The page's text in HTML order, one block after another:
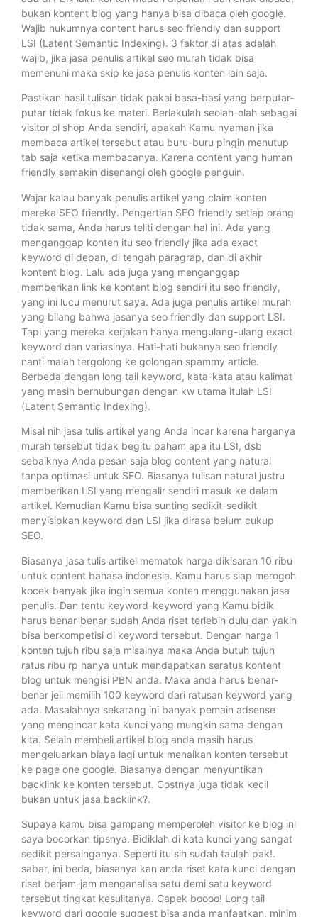
bukan kontent blog yang hanya bisa dibaca oleh google.
Wajib hukumnya content harus seo friendly dan support
LSI (Latent Semantic Indexing). 3 faktor di atas adalah
wajib, jika jasa penulis artikel seo murah tidak bisa
memenuhi maka skip ke jasa penulis konten lain saja.
Pastikan hasil tulisan tidak pakai basa-basi yang berputar-
putar tidak fokus ke materi. Berlakulah seolah-olah sebagai
visitor ol shop Anda sendiri, apakah Kamu nyaman jika
membaca artikel tersebut atau buru-buru pingin menutup
tab saja ketika membacanya. Karena content yang human
friendly semakin disenangi oleh google penguin.
Wajar kalau banyak penulis artikel yang claim konten
mereka SEO friendly. Pengertian SEO friendly setiap orang
tidak sama, Anda harus teliti dengan hal ini. Ada yang
menganggap konten itu seo friendly jika ada exact
keyword di depan, di tengah paragrap, dan di akhir
kontent blog. Lalu ada juga yang menganggap
memberikan link ke kontent blog sendiri itu seo friendly,
yang ini lucu menurut saya. Ada juga penulis artikel murah
yang bilang bahwa jasanya seo friendly dan support LSI.
Tapi yang mereka kerjakan hanya mengulang-ulang exact
keyword dan variasinya. Hati-hati bukanya seo friendly
nanti malah tergolong ke golongan spammy article.
Berbeda dengan long tail keyword, kata-kata atau kalimat
yang masih berhubungan dengan kw utama itulah LSI
(Latent Semantic Indexing).
Misal nih jasa tulis artikel yang Anda incar karena harganya
murah tersebut tidak begitu paham apa itu LSI, dsb
sebaiknya Anda pesan saja blog content yang natural
tanpa optimasi untuk SEO. Biasanya tulisan natural justru
memberikan LSI yang mengalir sendiri masuk ke dalam
artikel. Kemudian Kamu bisa sunting sedikit-sedikit
menyisipkan keyword dan LSI jika dirasa belum cukup
SEO.
Biasanya jasa tulis artikel mematok harga dikisaran 10 ribu
untuk content bahasa indonesia. Kamu harus siap merogoh
kocek banyak jika ingin semua konten menggunakan jasa
penulis. Dan tentu keyword-keyword yang Kamu bidik
harus benar-benar sudah Anda riset terlebih dulu dan yakin
bisa berkompetisi di keyword tersebut. Dengan harga 1
konten tujuh ribu saja misalnya maka Anda butuh tujuh
ratus ribu rp hanya untuk mendapatkan seratus kontent
blog untuk mengisi PBN anda. Maka anda harus benar-
benar jeli memilih 100 keyword dari ratusan keyword yang
ada. Masalahnya sekarang ini banyak pemain adsense
yang mengincar kata kunci yang mungkin sama dengan
kita. Selain membeli artikel blog anda masih harus
mengeluarkan biaya lagi untuk menaikan konten tersebut
ke page one google. Biasanya dengan menyuntikan
backlink ke konten tersebut. Costnya juga tidak kecil
bukan untuk jasa backlink?.
Supaya kamu bisa gampang memperoleh visitor ke blog ini
saya bocorkan tipsnya. Bidiklah di kata kunci yang sangat
sedikit persainganya. Seperti itu sih sudah taulah pak!.
sabar, ini beda, biasanya kan anda riset kata kunci dengan
riset berjam-jam menganalisa satu demi satu keyword
tersebut tingkat kesulitanya. Capek boooo! Long tail
keyword dari google suggest bisa anda manfaatkan. minim